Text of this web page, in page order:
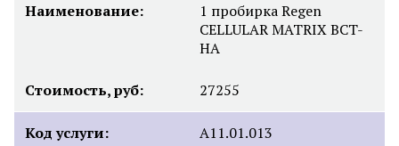
Наименование:
1 пробирка Regen
CELLULAR MATRIX BCT-
HA
Стоимость, руб: 27255
Код услуги: А11.01.013